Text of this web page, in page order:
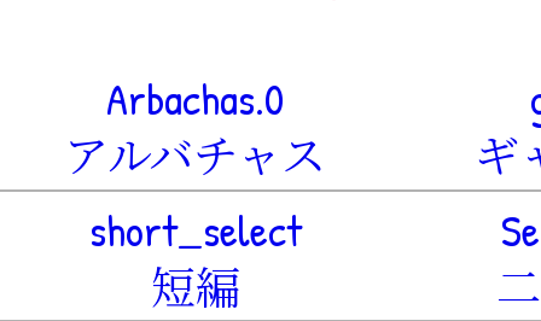
Arbachas.0
アルバチャス
ギ
short_select
短編